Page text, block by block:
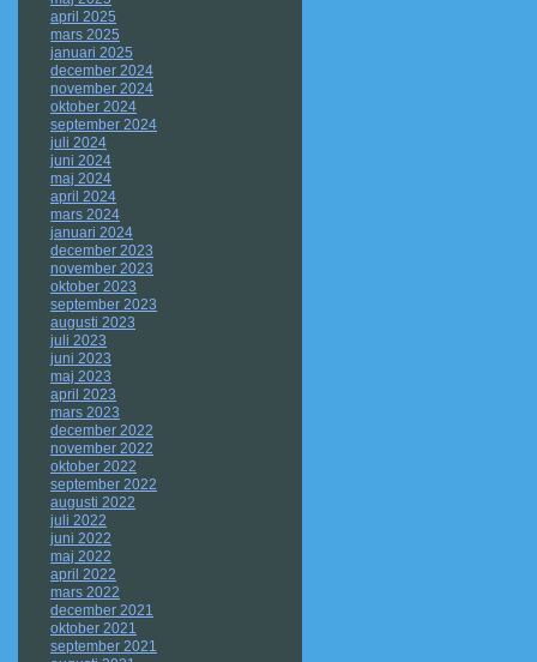
april 2025
mars 2025
januari 2025
december 2024
november 2024
oktober 2024
september 2024
juli 2024
juni 2024
maj 2024
april 2024
mars 2024
januari 2024
december 2023
november 2023
oktober 2023
september 2023
augusti 2023
juli 2023
juni 2023
maj 2023
april 2023
mars 2023
december 2022
november 2022
oktober 2022
september 2022
augusti 2022
juli 2022
juni 2022
maj 2022
april 2022
mars 2022
december 2021
oktober 2021
september 2021